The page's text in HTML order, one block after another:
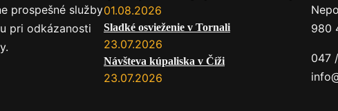
prospešné služby
pri odkázanosti
služby na mesiac AUGUST 2026
01.08.2026
Sladké osvieženie v Tornali
23.07.2026
Návšteva kúpaliska v Číži
23.07.2026
980
047